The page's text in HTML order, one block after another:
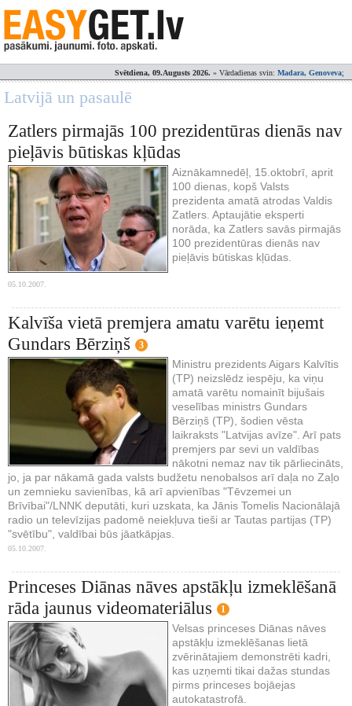
Svētdiena, 09.Augusts 2026. » Vārdadienas svin: Madara, Genoveva;
Latvijā un pasaulē
Zatlers pirmajās 100 prezidentūras dienās nav
pieļāvis būtiskas kļūdas
Aiznākamnedēļ, 15.oktobrī, aprit
100 dienas, kopš Valsts
prezidenta amatā atrodas Valdis
Zatlers. Aptaujātie eksperti
norāda, ka Zatlers savās pirmajās
100 prezidentūras dienās nav
pieļāvis būtiskas kļūdas.
05.10.2007.
Kalvīša vietā premjera amatu varētu ieņemt
Gundars Bērziņš
3
Ministru prezidents Aigars Kalvītis
(TP) neizslēdz iespēju, ka viņu
amatā varētu nomainīt bijušais
veselības ministrs Gundars
Bērziņš (TP), šodien vēsta
laikraksts "Latvijas avīze". Arī pats
premjers par sevi un valdības
nākotni nemaz nav tik pārliecināts,
jo, ja par nākamā gada valsts budžetu nenobalsos arī daļa no Zaļo
un zemnieku savienības, kā arī apvienības "Tēvzemei un
Brīvībai"/LNNK deputāti, kuri uzskata, ka Jānis Tomelis Nacionālajā
radio un televīzijas padomē neiekļuva tieši ar Tautas partijas (TP)
"svētību", valdībai būs jāatkāpjas.
05.10.2007.
Princeses Diānas nāves apstākļu izmeklēšanā
rāda jaunus videomateriālus
1
Velsas princeses Diānas nāves
apstākļu izmeklēšanas lietā
zvērinātajiem demonstrēti kadri,
kas uzņemti tikai dažas stundas
pirms princeses bojāejas
autokatastrofā.